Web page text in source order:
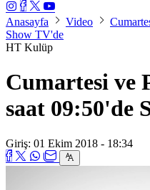
Anasayfa Video
Show TV'de
HT Kulüp
Cumartesi ve
saat 09:50'de
Giriş: 01 Ekim 2018 - 18:34